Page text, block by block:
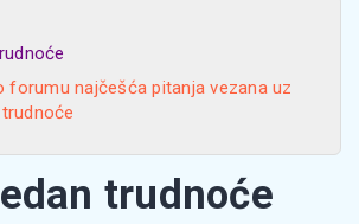
forumu najčešća pitanja vezana uz
trudnoće